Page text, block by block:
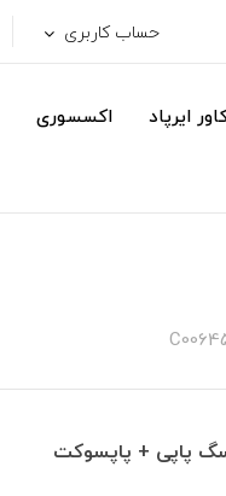
حساب کاربری
ایرپاد اکسسوری
پاپی + پاپسوکت